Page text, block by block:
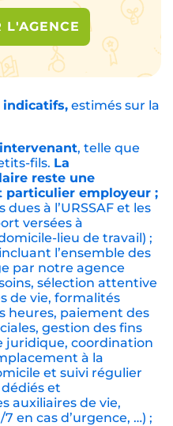
L'AGENCE
indicatifs, estimés sur la
, telle que
fils. La
reste une
particulier employeur ;
à l’URSSAF et les
versées à
lieu de travail) ;
incluant l’ensemble des
par notre agence
sélection attentive
de vie, formalités
heures, paiement des
gestion des fins
juridique, coordination
à la
et suivi régulier
et
auxiliaires de vie,
en cas d’urgence, …) ;